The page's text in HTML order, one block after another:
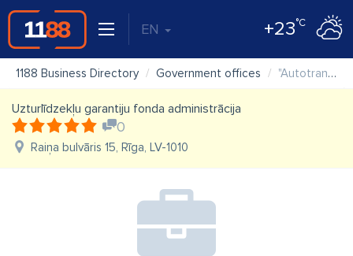
EN +23°C
1188 Business Directory Government offices "Autotransporta direkcija" valsts SIA
Uzturlīdzekļu garantiju fonda administrācija
0
Raiņa bulvāris 15, Rīga, LV-1010